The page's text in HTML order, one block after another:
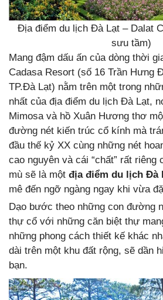
Địa điểm du lịch Đà Lạt – Dalat
sưu tầm)
Mang đậm dấu ấn của dòng thời
Cadasa Resort (số 16 Trần Hưng
TP.Đà Lạt) nằm trên một trong
nhất của địa điểm du lịch Đà Lạt,
Mimosa và hồ Xuân Hương thơ
đường nét kiến trúc cổ kính mà
đầu thế kỷ XX cùng những nét
cao nguyên và cái “chất” rất riêng
mù sẽ là một địa điểm du lịch Đà
mê đến ngỡ ngàng ngay khi vừa
Dạo bước theo những con đường
thự cổ với những căn biệt thự
những phong cách thiết kế khác
dài trên một khu đất rộng, sẽ dần
bạn.